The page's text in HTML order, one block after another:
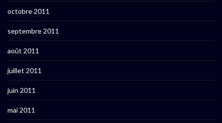
octobre 2011
septembre 2011
août 2011
juillet 2011
juin 2011
mai 2011